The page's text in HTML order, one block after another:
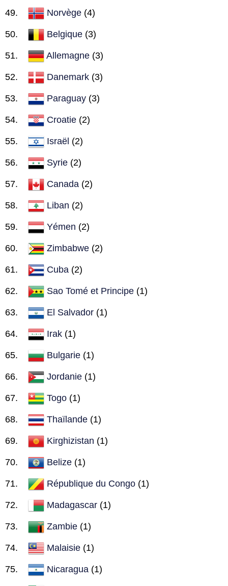
Norvège (4)
Belgique (3)
Allemagne (3)
Danemark (3)
Paraguay (3)
Croatie (2)
Israël (2)
Syrie (2)
Canada (2)
Liban (2)
Yémen (2)
Zimbabwe (2)
Cuba (2)
Sao Tomé et Principe (1)
El Salvador (1)
Irak (1)
Bulgarie (1)
Jordanie (1)
Togo (1)
Thaïlande (1)
Kirghizistan (1)
Belize (1)
République du Congo (1)
Madagascar (1)
Zambie (1)
Malaisie (1)
Nicaragua (1)